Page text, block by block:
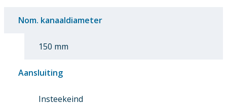
Nom. kanaaldiameter
150 mm
Aansluiting
Insteekeind